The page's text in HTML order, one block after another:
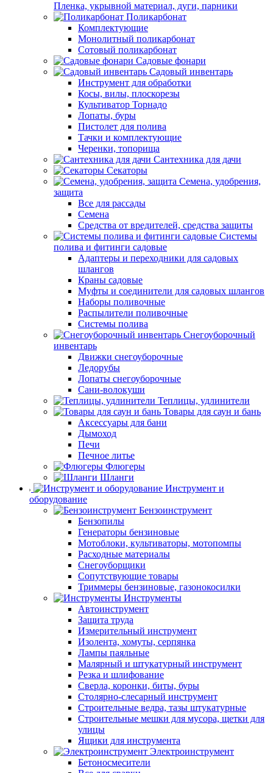
Пленка, укрывной материал, дуги, парники
Поликарбонат
Комплектующие
Монолитный поликарбонат
Сотовый поликарбонат
Садовые фонари
Садовый инвентарь
Инструмент для обработки
Косы, вилы, плоскорезы
Культиватор Торнадо
Лопаты, буры
Пистолет для полива
Тачки и комплектующие
Черенки, топорища
Сантехника для дачи
Секаторы
Семена, удобрения,
защита
Все для рассады
Семена
Средства от вредителей, средства защиты
Системы
полива и фитинги садовые
Адаптеры и переходники для садовых
шлангов
Краны садовые
Муфты и соединители для садовых шлангов
Наборы поливочные
Распылители поливочные
Системы полива
Снегоуборочный
инвентарь
Движки снегоуборочные
Ледорубы
Лопаты снегоуборочные
Сани-волокуши
Теплицы, удлинители
Товары для саун и бань
Аксессуары для бани
Дымоход
Печи
Печное литье
Флюгеры
Шланги
Инструмент и
оборудование
Бензоинструмент
Бензопилы
Генераторы бензиновые
Мотоблоки, культиваторы, мотопомпы
Расходные материалы
Снегоуборщики
Сопутствующие товары
Триммеры бензиновые, газонокосилки
Инструменты
Автоинструмент
Защита труда
Измерительный инструмент
Изолента, хомуты, серпянка
Лампы паяльные
Малярный и штукатурный инструмент
Резка и шлифование
Сверла, коронки, биты, буры
Столярно-слесарный инструмент
Строительные ведра, тазы штукатурные
Строительные мешки для мусора, щетки для
улицы
Ящики для инструмента
Электроинструмент
Бетоносмесители